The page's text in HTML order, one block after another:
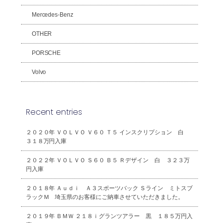
Mercedes-Benz
OTHER
PORSCHE
Volvo
Recent entries
２０２０年 ＶＯＬＶＯ Ｖ６０ Ｔ５ インスクリプション 白
３１８万円入庫
２０２２年 ＶＯＬＶＯ Ｓ６０ Ｂ５ Ｒデザイン 白 ３２３万
円入庫
２０１８年 Ａｕｄｉ Ａ３スポーツバック Ｓライン ミトスブ
ラックＭ 埼玉県のお客様にご納車させていただきました。
２０１９年 ＢＭＷ ２１８ｉグランツアラー 黒 １８５万円入